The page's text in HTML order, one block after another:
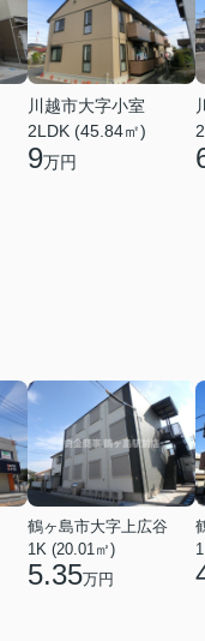
川越市大字小室
2LDK (45.84㎡)
9万円
鶴ヶ島市大字上広谷
1K (20.01㎡)
5.35万円